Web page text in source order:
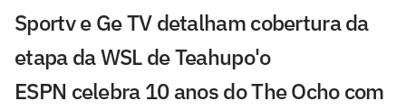
Sportv e Ge TV detalham cobertura da
etapa da WSL de Teahupo'o
ESPN celebra 10 anos do The Ocho com